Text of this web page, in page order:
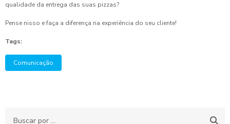
qualidade da entrega das suas pizzas?
Pense nisso e faça a diferença na experiência do seu cliente!
Tags:
Comunicação